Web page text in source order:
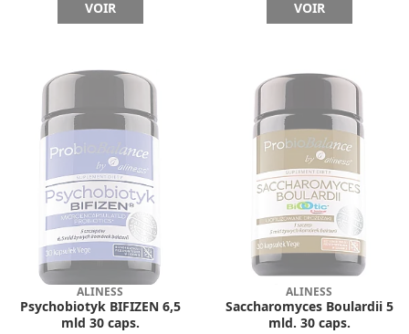
VOIR VOIR
ALINESS
Psychobiotyk BIFIZEN 6,5
mld 30 caps.
ALINESS
Saccharomyces Boulardii 5
mld. 30 caps.